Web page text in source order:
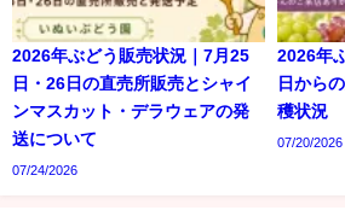
2026年ぶどう販売状況｜7月25
日・26日の直売所販売とシャイ
ンマスカット・デラウェアの発
送について
07/24/2026
2026年
日から
穫状況
07/20/2026